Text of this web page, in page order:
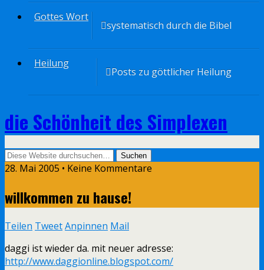
Gottes Wort
systematisch durch die Bibel
Heilung
Posts zu göttlicher Heilung
die Schönheit des Simplexen
28. Mai 2005 • Keine Kommentare
willkommen zu hause!
Teilen TweetAnpinnen Mail
daggi ist wieder da. mit neuer adresse:
http://www.daggionline.blogspot.com/